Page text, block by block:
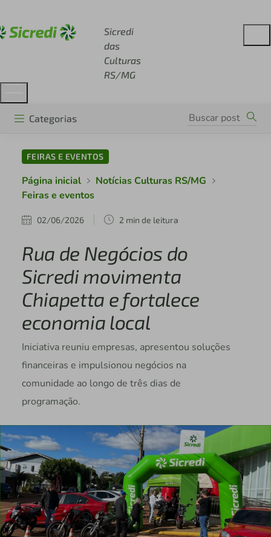
Sicredi
das
Culturas
RS/MG
Categorias
FEIRAS E EVENTOS
Página inicial
Notícias Culturas RS/MG
Feiras e eventos
02/06/2026 2 min de leitura
Rua de Negócios do
Sicredi movimenta
Chiapetta e fortalece
economia local
Iniciativa reuniu empresas, apresentou soluções
financeiras e impulsionou negócios na
comunidade ao longo de três dias de
programação.